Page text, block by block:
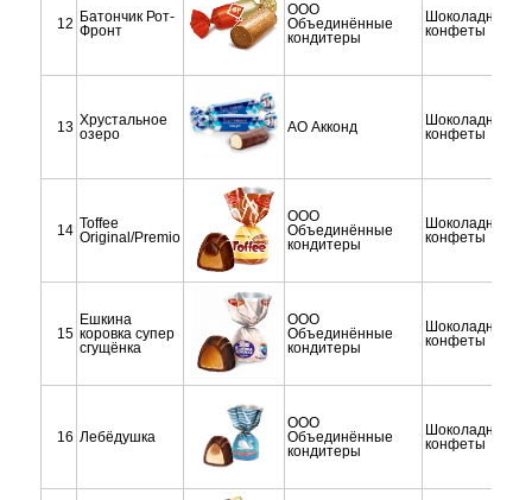
12 Батончик Рот-
Фронт
ООО
Объединённые
кондитеры
Шоколадные
конфеты
13 Хрустальное
озеро
АО Акконд
Шоколадные
конфеты
14 Toffee
Original/Premio
ООО
Объединённые
кондитеры
Шоколадные
конфеты
15
Ешкина
коровка супер
сгущёнка
ООО
Объединённые
кондитеры
Шоколадные
конфеты
16 Лебёдушка
ООО
Объединённые
кондитеры
Шоколадные
конфеты